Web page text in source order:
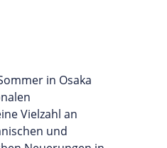
in Osaka
Vielzahl an
und